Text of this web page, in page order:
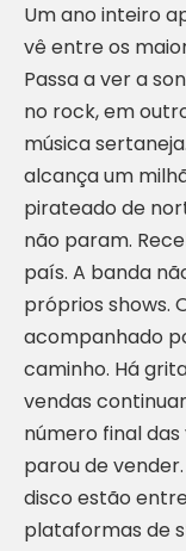
Um ano inteiro
vê entre os
Passa a ver a
no rock, em
música
alcança um
pirateado de
não param.
país. A banda
próprios shows.
acompanhado
caminho. Há
vendas
número final
parou de
disco estão
plataformas de